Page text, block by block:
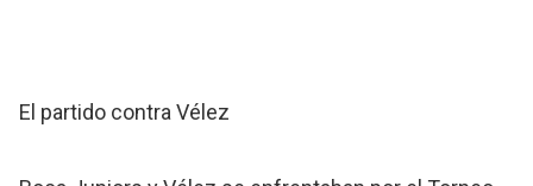
El partido contra Vélez